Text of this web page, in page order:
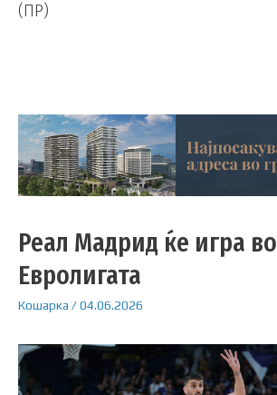
(ПР)
Реал Мадрид ќе игра во
Евролигата
Кошарка /04.06.2026